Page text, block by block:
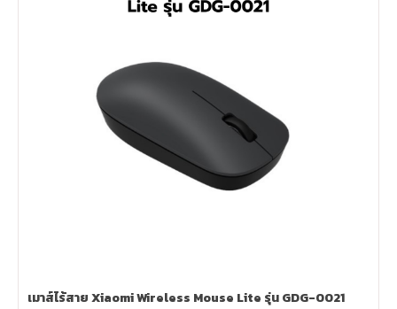
เมาส์ไร้สาย Xiaomi Wireless Mouse Lite รุ่น GDG-0021